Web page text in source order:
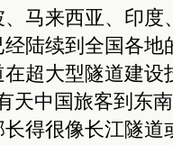
来西亚、印度
陆续到全国各地
超大型隧道建设
天中国旅客到东
得很像长江隧道